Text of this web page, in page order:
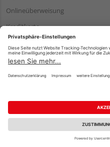
Onlineüberweisung
Kreditkarte
*Bonität vorausgesetzt
Impressum Datenschutz
Vertrag widerrufen